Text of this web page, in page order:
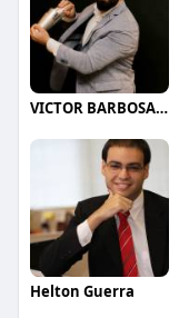
VICTOR BARBOSA QUARANTA
Helton Guerra